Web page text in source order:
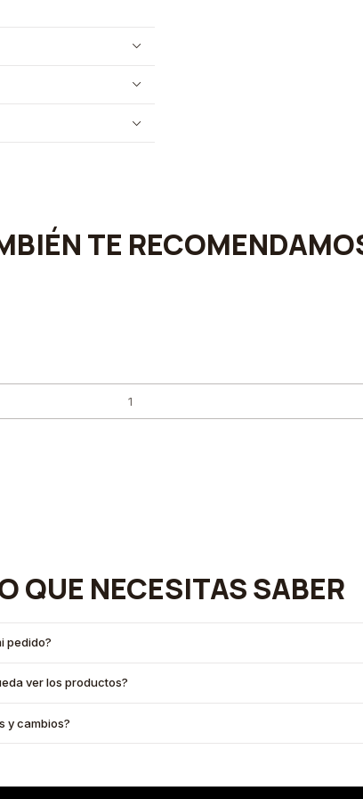
TE
QUE NECESITAS SABER
pedido?
ver los productos?
y cambios?